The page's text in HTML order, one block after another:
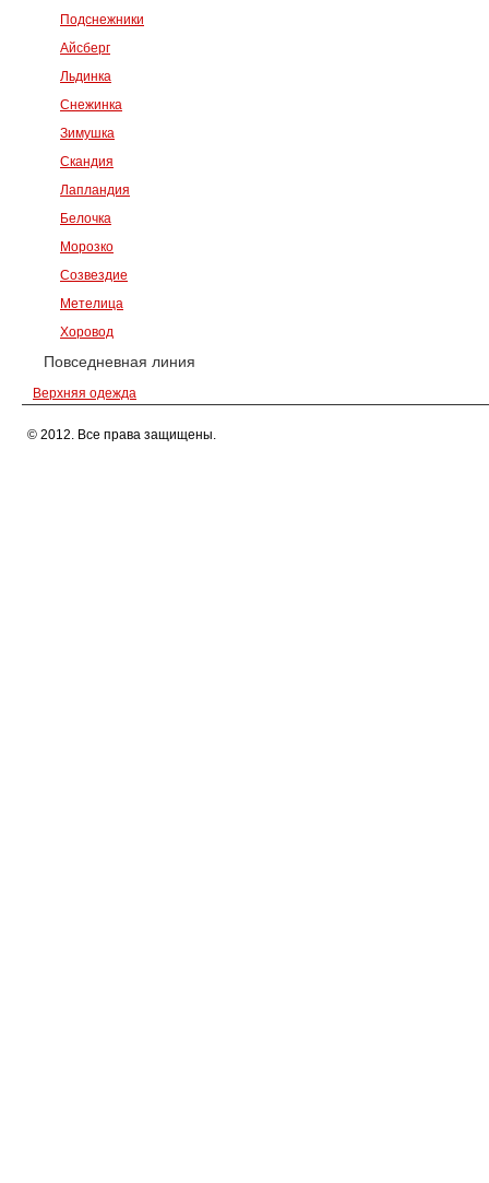
Подснежники
Айсберг
Льдинка
Снежинка
Зимушка
Скандия
Лапландия
Белочка
Морозко
Созвездие
Метелица
Хоровод
Повседневная линия
Верхняя одежда
© 2012. Все права защищены.